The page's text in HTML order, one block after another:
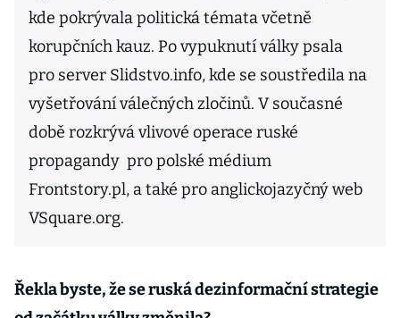
kde pokrývala politická témata včetně
korupčních kauz. Po vypuknutí války psala
pro server Slidstvo.info, kde se soustředila na
vyšetřování válečných zločinů. V současné
době rozkrývá vlivové operace ruské
propagandy pro polské médium
Frontstory.pl, a také pro anglickojazyčný web
VSquare.org.
Řekla byste, že se ruská dezinformační strategie